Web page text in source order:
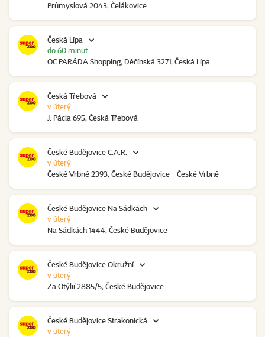
Průmyslová 2043, Čelákovice
Česká Lípa
OC PARÁDA Shopping, Děčínská 3271, Česká Lípa
do 60 minut
Česká Třebová
J. Pácla 695, Česká Třebová
v úterý
České Budějovice C.A.R.
České Vrbné 2393, České Budějovice - České Vrbné
v úterý
České Budějovice Na Sádkách
Na Sádkách 1444, České Budějovice
v úterý
České Budějovice Okružní
Za Otýlií 2885/5, České Budějovice
v úterý
České Budějovice Strakonická
v úterý